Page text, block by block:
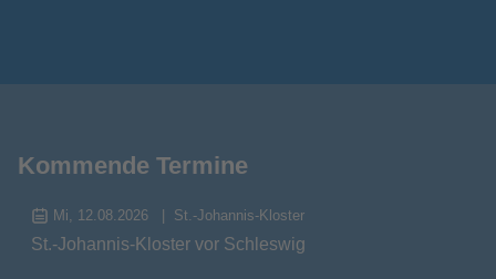
Kommende Termine
Mi, 12.08.2026 St.-Johannis-Kloster
St.-Johannis-Kloster vor Schleswig